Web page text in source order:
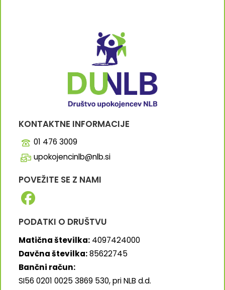
KONTAKTNE INFORMACIJE
01 476 3009
upokojencinlb@nlb.si
POVEŽITE SE Z NAMI
PODATKI O DRUŠTVU
Matična številka:4097424000
Davčna številka:85622745
Bančni račun:
SI56 0201 0025 3869 530, pri NLB d.d.